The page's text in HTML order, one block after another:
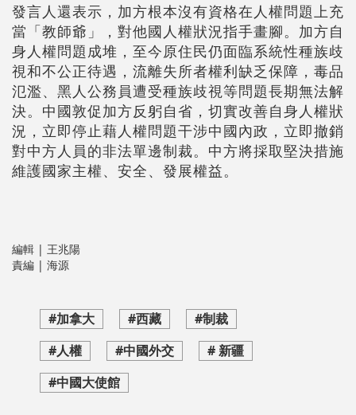
發言人還表示，加方根本沒有資格在人權問題上充
當「教師爺」，對他國人權狀況指手畫腳。加方自
身人權問題成堆，至今原住民仍面臨系統性種族歧
視和不公正待遇，流離失所者權利缺乏保障，毒品
氾濫、黑人公務員遭受種族歧視等問題長期無法解
決。中國敦促加方反躬自省，切實改善自身人權狀
況，立即停止藉人權問題干涉中國內政，立即撤銷
對中方人員的非法單邊制裁。中方將採取堅決措施
維護國家主權、安全、發展權益。
編輯 | 王兆陽
責編 | 海源
#加拿大 #西藏
#制裁
#人權
#中國外交
# 新疆
#中國大使館